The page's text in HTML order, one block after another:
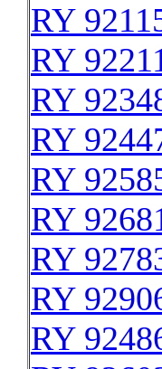
RY
RY
RY
RY
RY
RY
RY
RY
RY